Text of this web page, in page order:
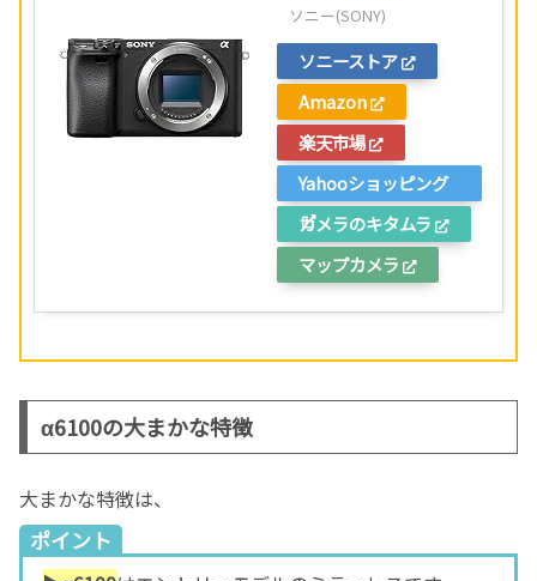
ソニー(SONY)
ソニーストア
Amazon
楽天市場
Yahooショッピング
カメラのキタムラ
マップカメラ
α6100の大まかな特徴
大まかな特徴は、
ポイント